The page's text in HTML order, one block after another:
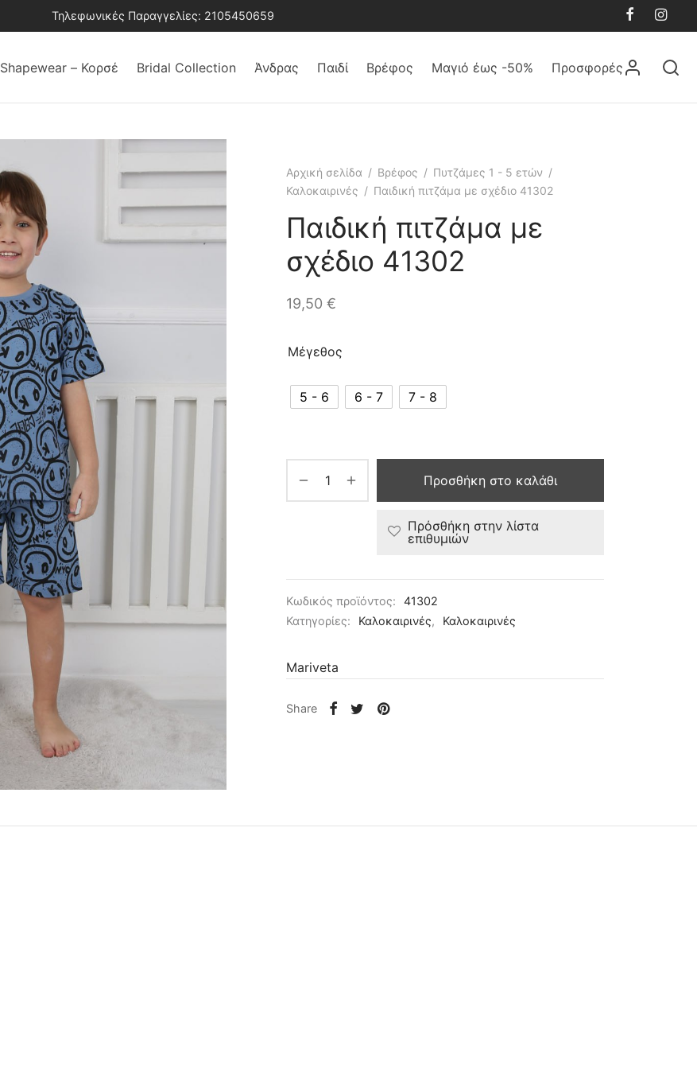
Τηλεφωνικές Παραγγελίες: 2105450659
Shapewear – Κορσέ Bridal Collection Άνδρας Παιδί Βρέφος Μαγιό έως -50% Προσφορές
Αρχική σελίδα / Βρέφος / Πυτζάμες 1 - 5 ετών /
Καλοκαιρινές / Παιδική πιτζάμα με σχέδιο 41302
Παιδική πιτζάμα με
σχέδιο 41302
19,50 €
Μέγεθος
5 - 6 6 - 7 7 - 8
Προσθήκη στο καλάθι
Πρόσθήκη στην λίστα
επιθυμιών
Κωδικός προϊόντος:
41302
Κατηγορίες:
Καλοκαιρινές, Καλοκαιρινές
Mariveta
Share